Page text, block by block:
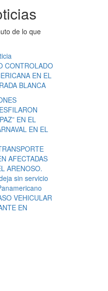
de lo que
CONTROLADO
EN EL
BLANCA
EN EL
EN EL
AFECTADAS
ARENOSO.
sin servicio
VEHICULAR
EN